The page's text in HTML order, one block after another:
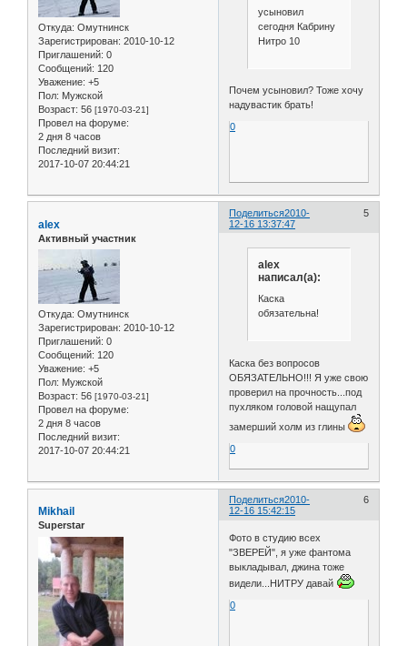
Откуда: Омутнинск
Зарегистрирован: 2010-10-12
Приглашений: 0
Сообщений: 120
Уважение: +5
Пол: Мужской
Возраст: 56 [1970-03-21]
Провел на форуме:
2 дня 8 часов
Последний визит:
2017-10-07 20:44:21
усыновил
сегодня Кабрину
Нитро 10
Почем усыновил? Тоже хочу
надувастик брать!
0
Поделиться 5
2010-
12-16 13:37:47
alex
Активный участник
Откуда: Омутнинск
Зарегистрирован: 2010-10-12
Приглашений: 0
Сообщений: 120
Уважение: +5
Пол: Мужской
Возраст: 56 [1970-03-21]
Провел на форуме:
2 дня 8 часов
Последний визит:
2017-10-07 20:44:21
alex
написал(а):
Каска
обязательна!
Каска без вопросов
ОБЯЗАТЕЛЬНО!!! Я уже свою
проверил на прочность...под
пухляком головой нащупал
замерший холм из глины
0
Поделиться 6
2010-
12-16 15:42:15
Mikhail
Superstar
Фото в студию всех
"ЗВЕРЕЙ", я уже фантома
выкладывал, джина тоже
видели...НИТРУ давай
0